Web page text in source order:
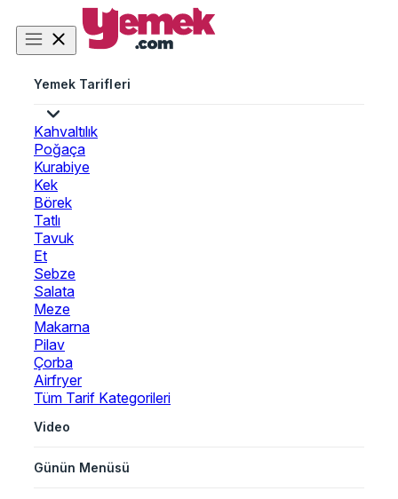
Yemek Tarifleri
Kahvaltılık
Poğaça
Kurabiye
Kek
Börek
Tatlı
Tavuk
Et
Sebze
Salata
Meze
Makarna
Pilav
Çorba
Airfryer
Tüm Tarif Kategorileri
Video
Günün Menüsü